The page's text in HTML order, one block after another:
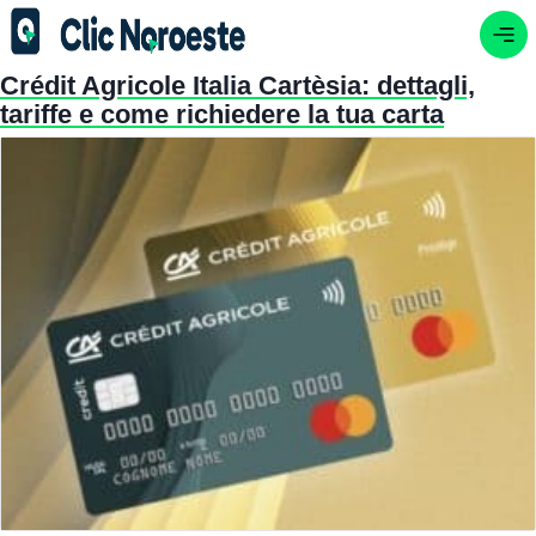
Crédit Agricole Italia Cartèsia: dettagli,
tariffe e come richiedere la tua carta